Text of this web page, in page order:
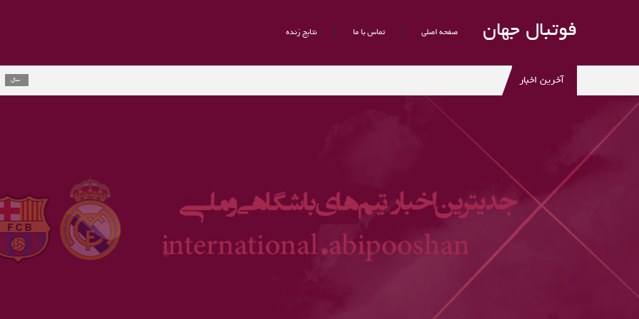
فوتبال جهان صفحه اصلی تماس با ما نتایج زنده
آخرین اخبار راموس به
ارلینگ